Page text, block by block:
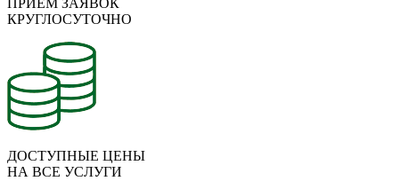
ПРИЁМ ЗАЯВОК
КРУГЛОСУТОЧНО
ДОСТУПНЫЕ ЦЕНЫ
НА ВСЕ УСЛУГИ